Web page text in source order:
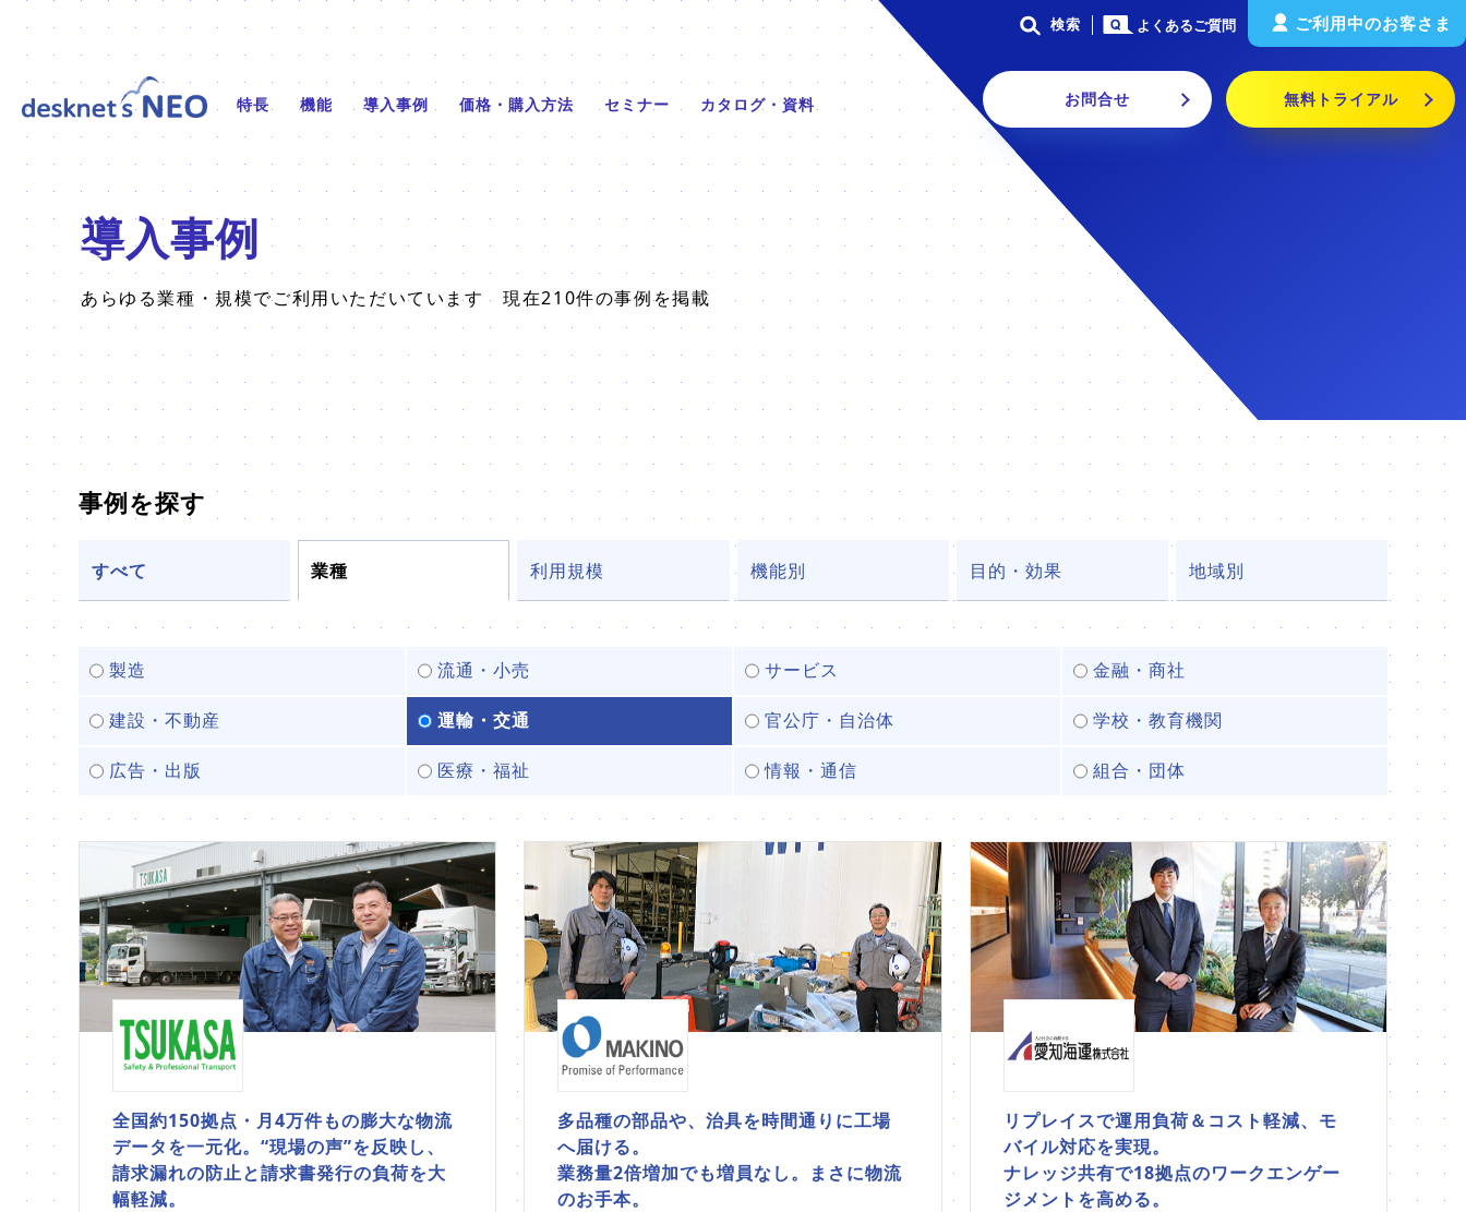
特長 機能 導入事例 価格・購入方法 セミナー カタログ・資料
検索 よくあるご質問 ご利用中のお客さま
お問合せ 無料トライアル
導入事例
あらゆる業種・規模でご利用いただいています 現在210件の事例を掲載
事例を探す
すべて 業種 利用規模 機能別 目的・効果 地域別
製造 流通・小売 サービス 金融・商社
建設・不動産 運輸・交通 官公庁・自治体 学校・教育機関
広告・出版 医療・福祉 情報・通信 組合・団体
全国約150拠点・月4万件もの膨大な物流
データを一元化。“現場の声”を反映し、
請求漏れの防止と請求書発行の負荷を大
幅軽減。
多品種の部品や、治具を時間通りに工場
へ届ける。
業務量2倍増加でも増員なし。まさに物流
のお手本。
リプレイスで運用負荷＆コスト軽減、モ
バイル対応を実現。
ナレッジ共有で18拠点のワークエンゲー
ジメントを高める。